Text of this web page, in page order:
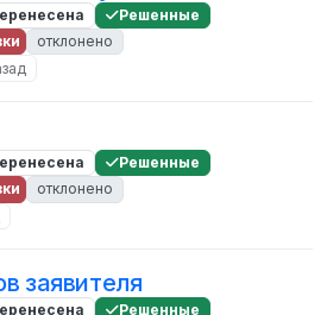
Решенные
отклонено
Решенные
отклонено
заявителя
Решенные